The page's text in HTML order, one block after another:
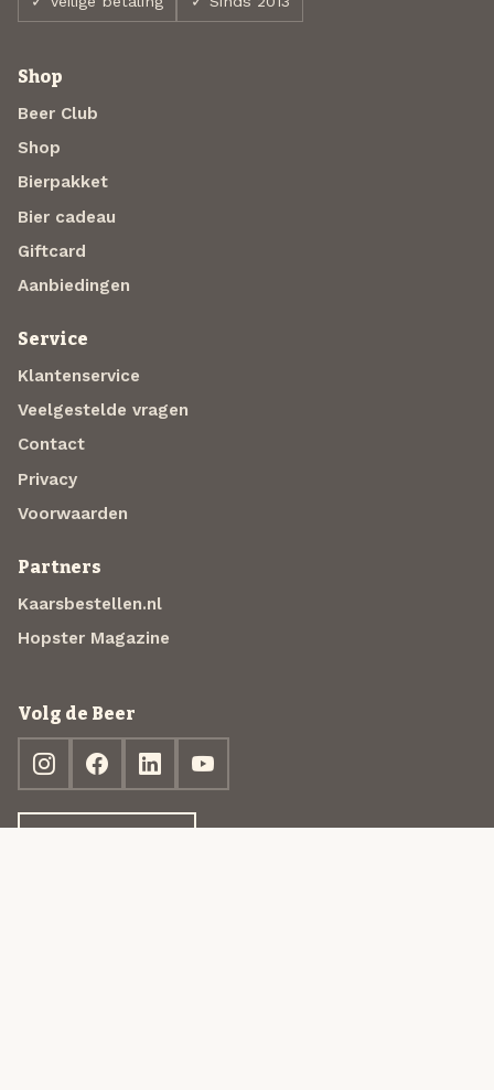
Shop
Beer Club
Shop
Bierpakket
Bier cadeau
Giftcard
Aanbiedingen
Service
Klantenservice
Veelgestelde vragen
Contact
Privacy
Voorwaarden
Partners
Kaarsbestellen.nl
Hopster Magazine
Volg de Beer